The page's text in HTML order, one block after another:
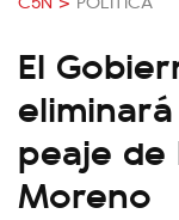
El
peaje de
Moreno